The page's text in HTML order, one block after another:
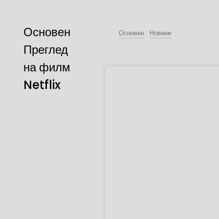
Основен
Преглед
на филм
Netflix
Основен Новини